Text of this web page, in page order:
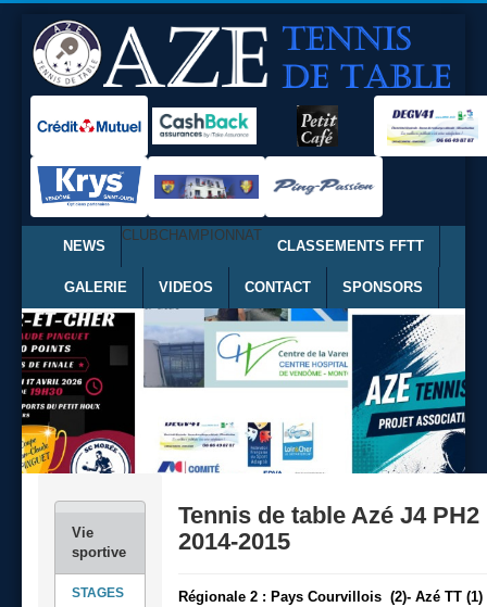
NEWS
CLUBCHAMPIONNAT
CLASSEMENTS FFTT
GALERIE VIDEOS CONTACT SPONSORS
STAGES
Tennis de table Azé J4 PH2
2014-2015
Régionale 2 : Pays Courvillois (2)- Azé TT (1)